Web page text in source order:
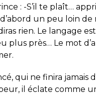
: -S’il te plaît…
un peu loin de
rien. Le langage
plus près… Le mot
qui ne finira jamais
il éclate comme